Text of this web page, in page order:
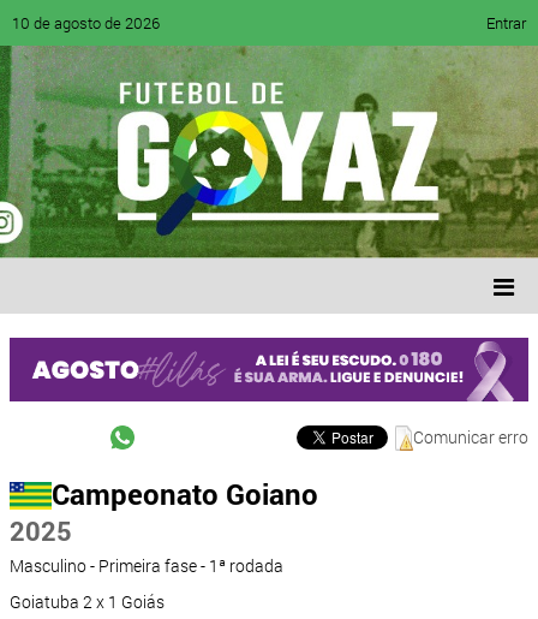
10 de agosto de 2026 Entrar
Comunicar erro
Campeonato Goiano
2025
Masculino - Primeira fase - 1ª rodada
Goiatuba 2 x 1 Goiás